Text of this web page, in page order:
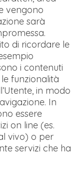
vengono
sarà
di ricordare le
i contenuti
funzionalità
in modo
In
essere
on line (es.
vivo) o per
servizi che ha